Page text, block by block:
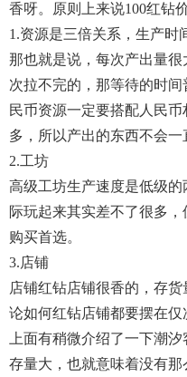
香呀。原则上来说100红钻
1.资源是三倍关系，生产时
那也就是说，每次产出量
次拉不完的，那等待的时
民币资源一定要搭配人民
多，所以产出的东西不会一
2.工坊
高级工坊生产速度是低级
际玩起来其实差不了很多
购买首选。
3.店铺
店铺红钻店铺很香的，存
论如何红钻店铺都要摆在仅
上面有稍微介绍了一下潮
存量大，也就意味着没有